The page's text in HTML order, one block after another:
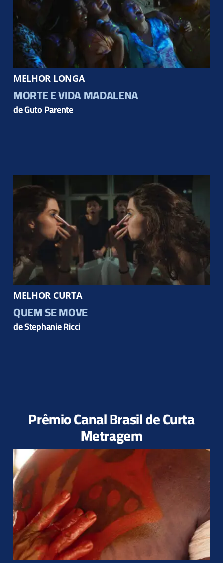
MELHOR LONGA
MORTE E VIDA MADALENA
de Guto Parente
MELHOR CURTA
QUEM SE MOVE
de Stephanie Ricci
Prêmio Canal Brasil de Curta
Metragem